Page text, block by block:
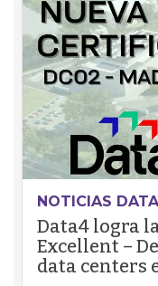
NOTICIAS
Data4 logra
Excellent –
data centers